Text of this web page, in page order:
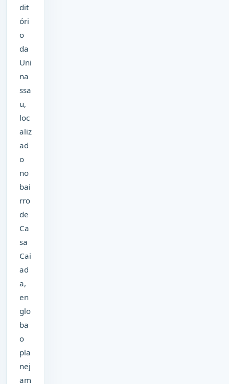
dit
óri
o
da
Uni
na
ssa
u,
loc
aliz
ad
o
no
bai
rro
de
Ca
sa
Cai
ad
a,
en
glo
ba
o
pla
nej
am